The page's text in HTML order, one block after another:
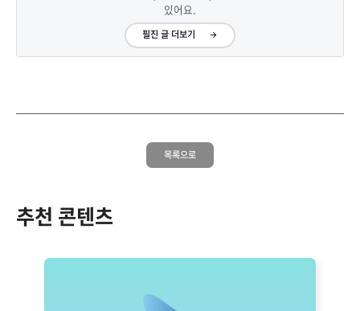
있어요.
필진 글 더보기
목록으로
추천 콘텐츠